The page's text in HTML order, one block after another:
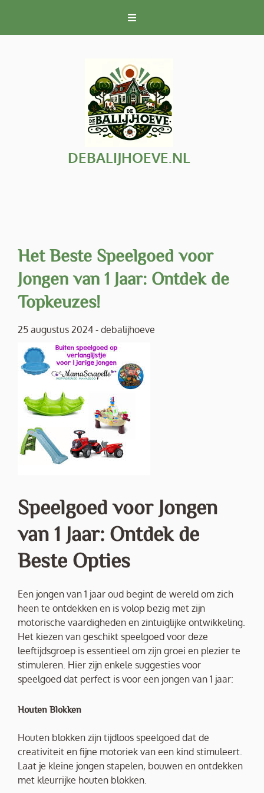
inhoud
DEBALIJHOEVE.NL
Het Beste Speelgoed voor
Jongen van 1 Jaar: Ontdek de
Topkeuzes!
25 augustus 2024 - debalijhoeve
Speelgoed voor Jongen
van 1 Jaar: Ontdek de
Beste Opties
Een jongen van 1 jaar oud begint de wereld om zich
heen te ontdekken en is volop bezig met zijn
motorische vaardigheden en zintuiglijke ontwikkeling.
Het kiezen van geschikt speelgoed voor deze
leeftijdsgroep is essentieel om zijn groei en plezier te
stimuleren. Hier zijn enkele suggesties voor
speelgoed dat perfect is voor een jongen van 1 jaar:
Houten Blokken
Houten blokken zijn tijdloos speelgoed dat de
creativiteit en fijne motoriek van een kind stimuleert.
Laat je kleine jongen stapelen, bouwen en ontdekken
met kleurrijke houten blokken.